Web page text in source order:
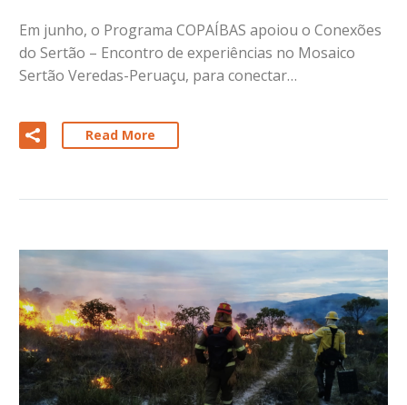
Em junho, o Programa COPAÍBAS apoiou o Conexões
do Sertão – Encontro de experiências no Mosaico
Sertão Veredas-Peruaçu, para conectar…
Read More